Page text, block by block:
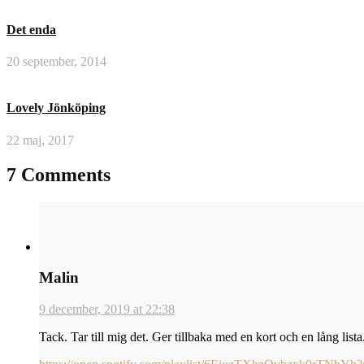
Det enda
20 september, 2014
Lovely Jönköping
22 maj, 2017
7 Comments
Malin
9 december, 2019 at 22:38
Tack. Tar till mig det. Ger tillbaka med en kort och en lång